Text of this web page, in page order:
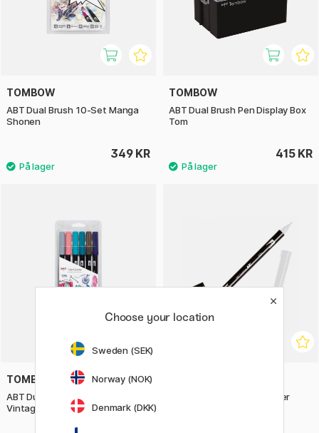
TOMBOW
ABT Dual Brush 10-Set Manga
Shonen
349 KR
TOMBOW
ABT Dual Brush Pen Display Box
Tom
415 KR
TOMBOW
ABT Dual Brush pen 6-set
Vintage
ABT Dual Brush Pen Blender
Choose your location
Sweden (SEK)
Norway (NOK)
Denmark (DKK)